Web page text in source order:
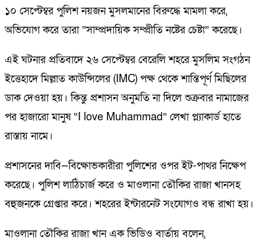
১০ সেপ্টেম্বর পুলিশ নয়জন মুসলমানের বিরুদ্ধে মামলা করে,
অভিযোগ করে তারা “সাম্প্রদায়িক সম্প্রীতি নষ্টের চেষ্টা” করেছে।
এই ঘটনার প্রতিবাদে ২৬ সেপ্টেম্বর বেরেলি শহরে মুসলিম সংগঠন
ইত্তেহাদে মিল্লাত কাউন্সিলের (IMC) পক্ষ থেকে শান্তিপূর্ণ মিছিলের
ডাক দেওয়া হয়। কিন্তু প্রশাসন অনুমতি না দিলে শুক্রবার নামাজের
পর হাজারো মানুষ “I love Muhammad” লেখা প্ল্যাকার্ড হাতে
রাস্তায় নামে।
প্রশাসনের দাবি—বিক্ষোভকারীরা পুলিশের ওপর ইট-পাথর নিক্ষেপ
করেছে। পুলিশ লাঠিচার্জ করে ও মাওলানা তৌকির রাজা খানসহ
বহুজনকে গ্রেপ্তার করে। শহরের ইন্টারনেট সংযোগও বন্ধ রাখা হয়।
মাওলানা তৌকির রাজা খান এক ভিডিও বার্তায় বলেন,